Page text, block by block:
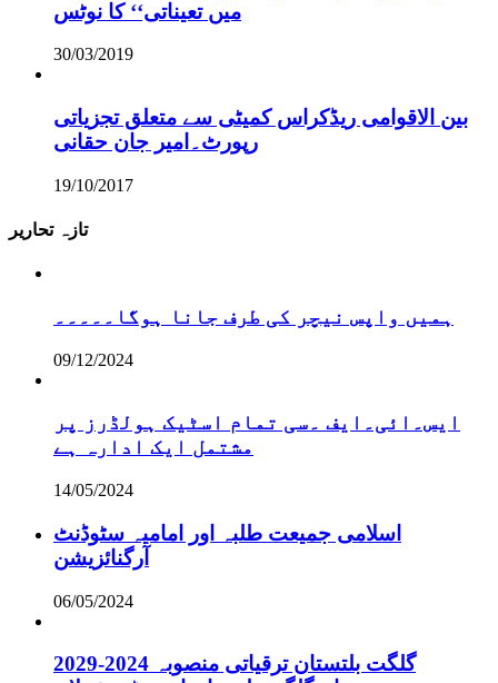
میں تعیناتی‘‘ کا نوٹس
30/03/2019
بین الاقوامی ریڈکراس کمیٹی سے متعلق تجزیاتی
رپورٹ۔امیر جان حقانی
19/10/2017
تازہ تحاریر
ہمیں واپس نیچر کی طرف جانا ہوگا۔۔۔۔۔
09/12/2024
ایس۔ائی۔ایف ۔سی تمام اسٹیک ہولڈرز پر
مشتمل ایک ادارہ ہے
14/05/2024
اسلامی جمیعت طلبہ اور امامیہ سٹوڈنٹ
آرگنائزیشن
06/05/2024
گلگت بلتستان ترقیاتی منصوبہ 2024-2029